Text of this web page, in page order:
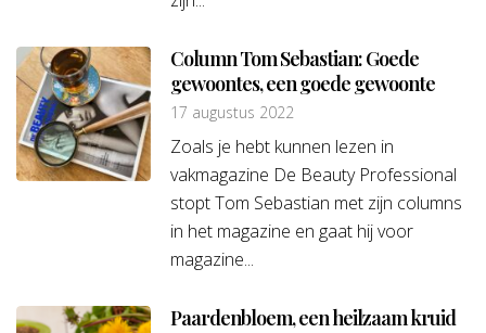
Column Tom Sebastian: Goede
gewoontes, een goede gewoonte
17 augustus 2022
Zoals je hebt kunnen lezen in
vakmagazine De Beauty Professional
stopt Tom Sebastian met zijn columns
in het magazine en gaat hij voor
magazine...
Paardenbloem, een heilzaam kruid